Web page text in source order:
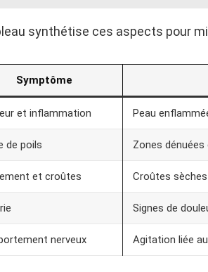
synthétise ces aspects pour
Symptôme
et inflammation Peau
de poils Zones
et croûtes Croûtes
Signes de
nerveux Agitation liée